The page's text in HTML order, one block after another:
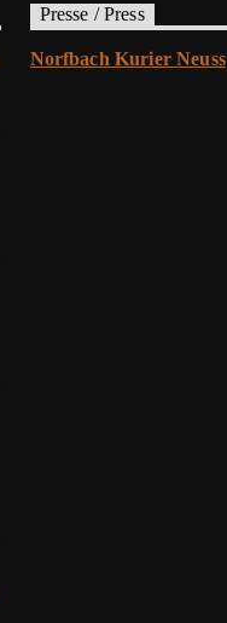
Presse / Press
Norfbach Kurier Neuss